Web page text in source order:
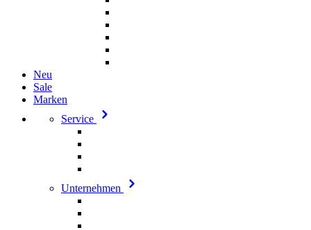
Neu
Sale
Marken
Service
Unternehmen